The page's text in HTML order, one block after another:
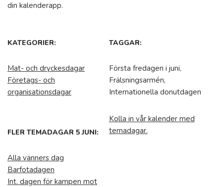
din kalenderapp.
KATEGORIER:
Mat- och dryckesdagar
Företags- och
organisationsdagar
TAGGAR:
Första fredagen i juni,
Frälsningsarmén,
Internationella donutdagen
FLER TEMADAGAR 5 JUNI:
Alla vänners dag
Barfotadagen
Int. dagen för kampen mot
Kolla in vår kalender med
temadagar.